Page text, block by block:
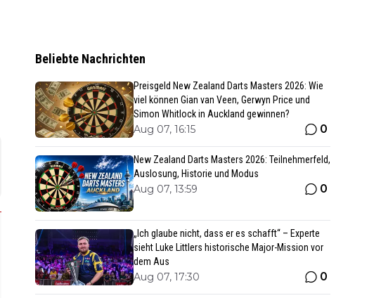
Beliebte Nachrichten
Preisgeld New Zealand Darts Masters 2026: Wie
viel können Gian van Veen, Gerwyn Price und
Simon Whitlock in Auckland gewinnen?
Aug 07, 16:15 0
New Zealand Darts Masters 2026: Teilnehmerfeld,
Auslosung, Historie und Modus
Aug 07, 13:59 0
„Ich glaube nicht, dass er es schafft“ – Experte
sieht Luke Littlers historische Major-Mission vor
dem Aus
Aug 07, 17:30 0